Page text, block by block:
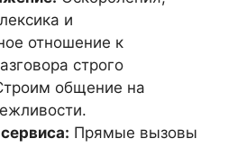
и
отношение к
строго
общение на
Прямые вызовы